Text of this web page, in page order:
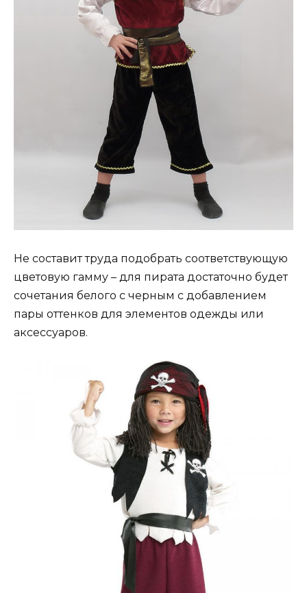
Не составит труда подобрать соответствующую
цветовую гамму – для пирата достаточно будет
сочетания белого с черным с добавлением
пары оттенков для элементов одежды или
аксессуаров.